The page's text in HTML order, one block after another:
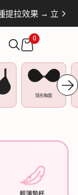
提拉效果 → 立
0
隱形胸圍